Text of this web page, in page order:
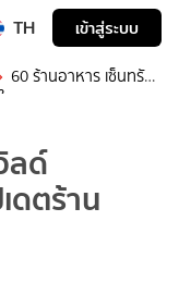
TH เข้าสู่ระบบ
60 ร้านอาหาร เซ็นทรัล
ลด์
ดตร้าน